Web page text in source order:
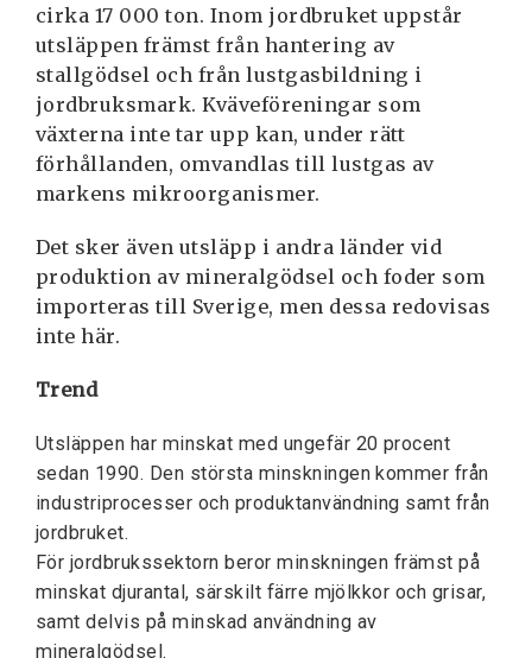
cirka 17 000 ton. Inom jordbruket uppstår
utsläppen främst från hantering av
stallgödsel och från lustgasbildning i
jordbruksmark. Kväveföreningar som
växterna inte tar upp kan, under rätt
förhållanden, omvandlas till lustgas av
markens mikroorganismer.
Det sker även utsläpp i andra länder vid
produktion av mineralgödsel och foder som
importeras till Sverige, men dessa redovisas
inte här.
Trend
Utsläppen har minskat med ungefär 20 procent
sedan 1990. Den största minskningen kommer från
industriprocesser och produktanvändning samt från
jordbruket.
För jordbrukssektorn beror minskningen främst på
minskat djurantal, särskilt färre mjölkkor och grisar,
samt delvis på minskad användning av
mineralgödsel.